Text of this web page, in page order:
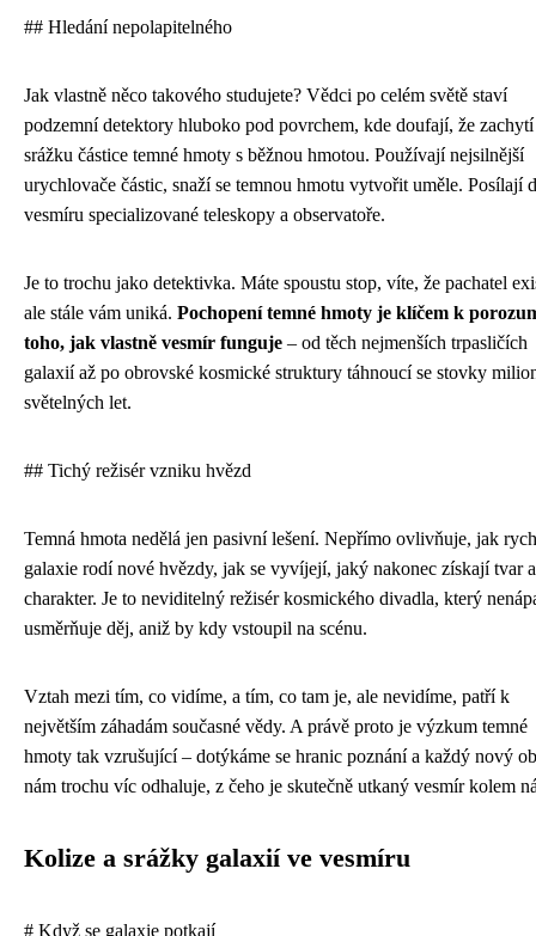
## Hledání nepolapitelného
Jak vlastně něco takového studujete? Vědci po celém světě staví
podzemní detektory hluboko pod povrchem, kde doufají, že zachytí
srážku částice temné hmoty s běžnou hmotou. Používají nejsilnější
urychlovače částic, snaží se temnou hmotu vytvořit uměle. Posílají
vesmíru specializované teleskopy a observatoře.
Je to trochu jako detektivka. Máte spoustu stop, víte, že pachatel
ale stále vám uniká. Pochopení temné hmoty je klíčem k
toho, jak vlastně vesmír funguje – od těch nejmenších trpasličích
galaxií až po obrovské kosmické struktury táhnoucí se stovky
světelných let.
## Tichý režisér vzniku hvězd
Temná hmota nedělá jen pasivní lešení. Nepřímo ovlivňuje, jak
galaxie rodí nové hvězdy, jak se vyvíjejí, jaký nakonec získají tvar a
charakter. Je to neviditelný režisér kosmického divadla, který
usměrňuje děj, aniž by kdy vstoupil na scénu.
Vztah mezi tím, co vidíme, a tím, co tam je, ale nevidíme, patří k
největším záhadám současné vědy. A právě proto je výzkum temné
hmoty tak vzrušující – dotýkáme se hranic poznání a každý nový
nám trochu víc odhaluje, z čeho je skutečně utkaný vesmír kolem
Kolize a srážky galaxií ve vesmíru
# Když se galaxie potkají